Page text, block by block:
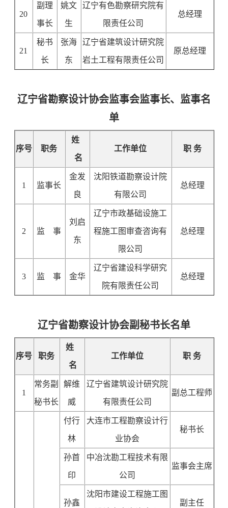
20
副理
事长
姚文
生
辽宁有色勘察研究院有
限责任公司
总经理
21
秘书
长
张海
东
辽宁省建筑设计研究院
岩土工程有限责任公司
原总经理
辽宁省勘察设计协会监事会监事长、监事名
单
序号 职务
姓
名
工作单位 职 务
1 监事长
金发
良
沈阳铁道勘察设计院
有限公司
总经理
2 监 事
刘启
东
辽宁市政基础设施工
程施工图审查咨询有
限公司
总经理
3 监 事 金华
辽宁省建设科学研究
院有限责任公司
总经理
辽宁省勘察设计协会副秘书长名单
序号 职务
姓
名
工作单位 职 务
1
常务副
秘书长
解维
威
辽宁省建筑设计研究院
有限责任公司
副总工程师
付行
林
大连市工程勘察设计行
业协会
秘书长
孙首
印
中冶沈勘工程技术有限
公司
监事会主席
孙鑫
沈阳市建设工程施工图
副主任